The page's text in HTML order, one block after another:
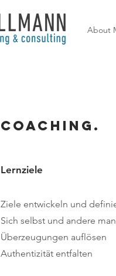
About
COACHING.
Lernziele
Ziele entwickeln und
Sich selbst und andere
Überzeugungen auflösen
Authentizität entfalten